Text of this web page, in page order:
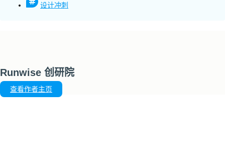
设计冲刺
Runwise 创研院
查看作者主页